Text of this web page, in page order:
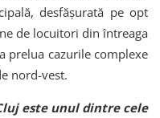
desfășurată pe opt
de locuitori din întreaga
prelua cazurile complexe
nord-vest.
este unul dintre cele